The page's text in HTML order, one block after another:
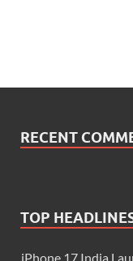
RECENT
TOP
iPhone 17 India